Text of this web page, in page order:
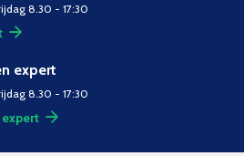
8.30 - 17:30
expert
8.30 - 17:30
expert